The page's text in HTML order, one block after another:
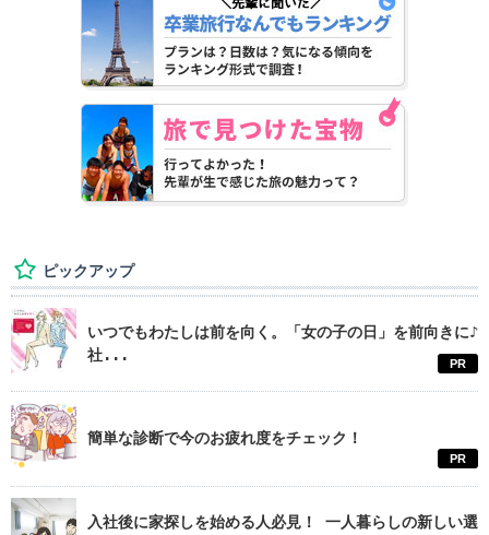
ピックアップ
いつでもわたしは前を向く。「女の子の日」を前向きに♪
社...
PR
簡単な診断で今のお疲れ度をチェック！
PR
入社後に家探しを始める人必見！ 一人暮らしの新しい選